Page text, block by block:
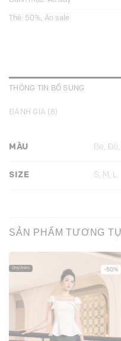
Thẻ: 50%, Áo sale
THÔNG TIN BỔ SUNG
ĐÁNH GIÁ (8)
MÀU Be,
SIZE S, M, L
SẢN PHẨM TƯƠNG
-50%
Only Online